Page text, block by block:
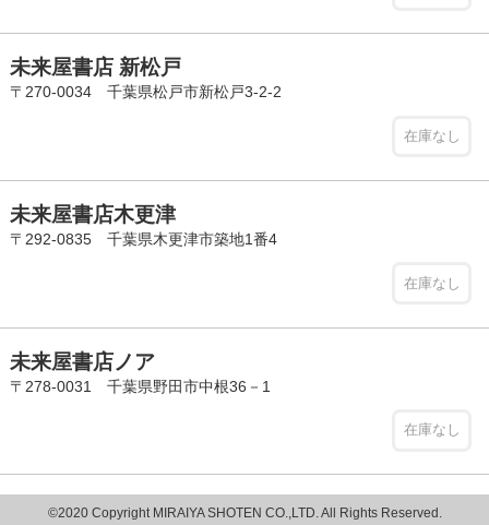
未来屋書店 新松戸
〒270-0034 千葉県松戸市新松戸3-2-2
在庫なし
未来屋書店木更津
〒292-0835 千葉県木更津市築地1番4
在庫なし
未来屋書店ノア
〒278-0031 千葉県野田市中根36－1
在庫なし
©2020 Copyright MIRAIYA SHOTEN CO.,LTD. All Rights Reserved.